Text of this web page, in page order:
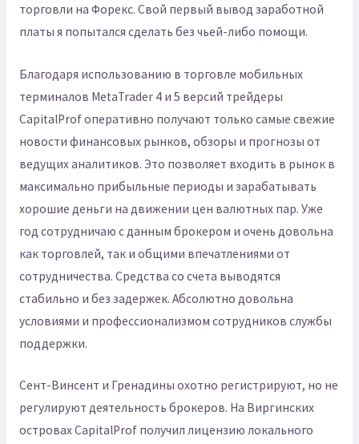
торговли на Форекс. Свой первый вывод заработной
платы я попытался сделать без чьей-либо помощи.
Благодаря использованию в торговле мобильных
терминалов MetaTrader 4 и 5 версий трейдеры
CapitalProf оперативно получают только самые свежие
новости финансовых рынков, обзоры и прогнозы от
ведущих аналитиков. Это позволяет входить в рынок в
максимально прибыльные периоды и зарабатывать
хорошие деньги на движении цен валютных пар. Уже
год сотрудничаю с данным брокером и очень довольна
как торговлей, так и общими впечатлениями от
сотрудничества. Средства со счета выводятся
стабильно и без задержек. Абсолютно довольна
условиями и профессионализмом сотрудников службы
поддержки.
Сент-Винсент и Гренадины охотно регистрируют, но не
регулируют деятельность брокеров. На Виргинских
островах CapitalProf получил лицензию локального